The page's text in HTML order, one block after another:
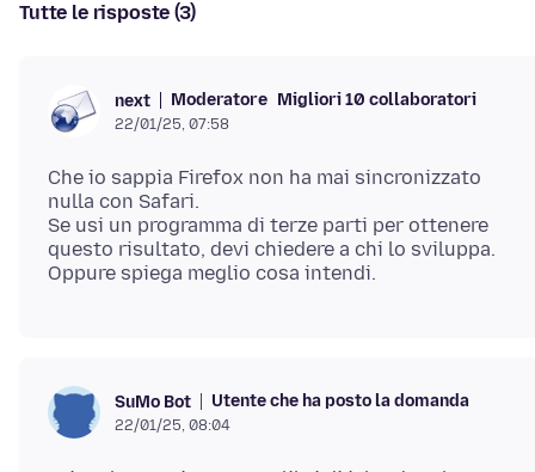
Tutte le risposte (3)
next Moderatore Migliori 10 collaboratori
22/01/25, 07:58
Che io sappia Firefox non ha mai sincronizzato
nulla con Safari.
Se usi un programma di terze parti per ottenere
questo risultato, devi chiedere a chi lo sviluppa.
SuMo Bot Utente che ha posto la domanda
22/01/25, 08:04